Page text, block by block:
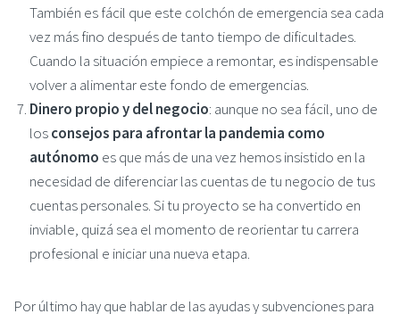
También es fácil que este colchón de emergencia sea cada
vez más fino después de tanto tiempo de dificultades.
Cuando la situación empiece a remontar, es indispensable
volver a alimentar este fondo de emergencias.
Dinero propio y del negocio: aunque no sea fácil, uno de
losconsejos para afrontar la pandemia como
autónomo es que más de una vez hemos insistido en la
necesidad de diferenciar las cuentas de tu negocio de tus
cuentas personales. Si tu proyecto se ha convertido en
inviable, quizá sea el momento de reorientar tu carrera
profesional e iniciar una nueva etapa.
Por último hay que hablar de las ayudas y subvenciones para